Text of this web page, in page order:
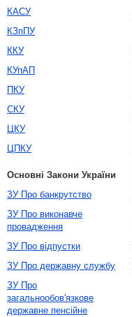
КАСУ
КЗпПУ
ККУ
КУпАП
ПКУ
СКУ
ЦКУ
ЦПКУ
Основні Закони України
ЗУ Про банкрутство
ЗУ Про виконавче
провадження
ЗУ Про відпустки
ЗУ Про державну службу
ЗУ Про
загальнообов'язкове
державне пенсійне